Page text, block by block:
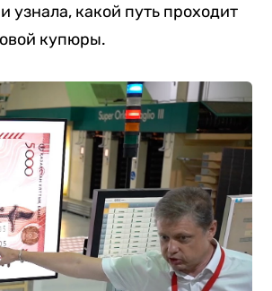
какой путь проходит
купюры.